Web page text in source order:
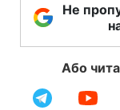
Не
Або